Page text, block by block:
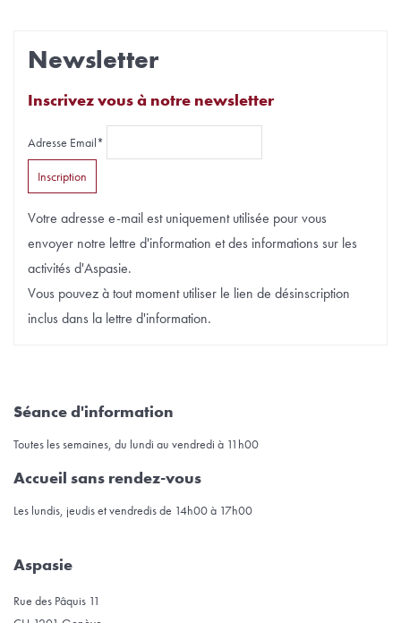
Newsletter
Inscrivez vous à notre newsletter
Adresse Email*
Votre adresse e-mail est uniquement utilisée pour vous
envoyer notre lettre d'information et des informations sur les
activités d'Aspasie.
Vous pouvez à tout moment utiliser le lien de désinscription
inclus dans la lettre d'information.
Séance d'information
Toutes les semaines, du lundi au vendredi à 11h00
Accueil sans rendez-vous
Les lundis, jeudis et vendredis de 14h00 à 17h00
Aspasie
Rue des Pâquis 11